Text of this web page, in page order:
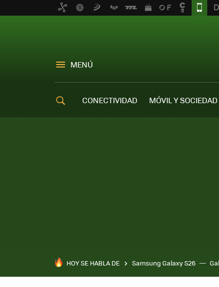
MENÚ
CONECTIVIDAD
MÓVIL Y SOCIEDAD
HOY SE HABLA DE Samsung Galaxy S26